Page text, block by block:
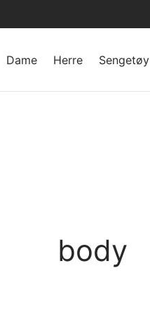
Dame Herre Sengetøy
body